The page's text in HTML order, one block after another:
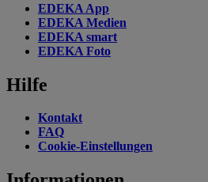
EDEKA App
EDEKA Medien
EDEKA smart
EDEKA Foto
Hilfe
Kontakt
FAQ
Cookie-Einstellungen